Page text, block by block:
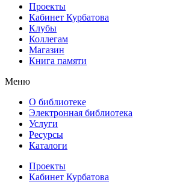
Проекты
Кабинет Курбатова
Клубы
Коллегам
Магазин
Книга памяти
Меню
О библиотеке
Электронная библиотека
Услуги
Ресурсы
Каталоги
Проекты
Кабинет Курбатова